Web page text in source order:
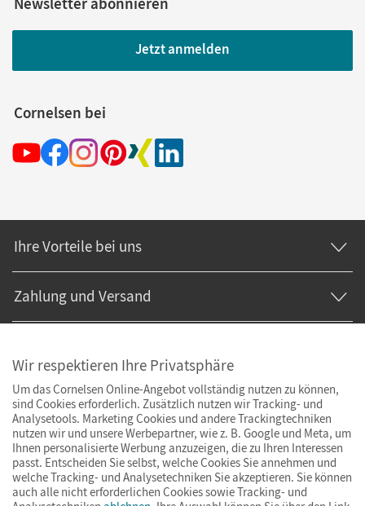
Jetzt anmelden
Cornelsen bei
Ihre Vorteile bei uns
Zahlung und Versand
Wir respektieren Ihre Privatsphäre
Um das Cornelsen Online-Angebot vollständig nutzen zu können,
sind Cookies erforderlich. Zusätzlich nutzen wir Tracking- und
Analysetools. Marketing Cookies und andere Trackingtechniken
nutzen wir und unsere Werbepartner, wie z. B. Google und Meta, um
Ihnen personalisierte Werbung anzuzeigen, die zu Ihren Interessen
passt. Entscheiden Sie selbst, welche Cookies Sie annehmen und
welche Tracking- und Analysetechniken Sie akzeptieren. Sie können
auch alle nicht erforderlichen Cookies sowie Tracking- und